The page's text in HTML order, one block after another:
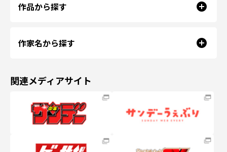
作品から探す
作家名から探す
関連メディアサイト